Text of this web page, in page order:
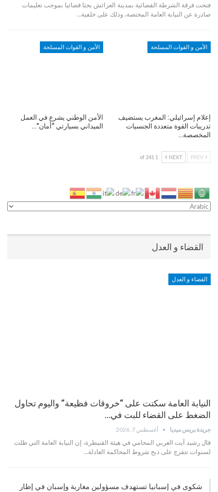
فتحت فرقة الشرطة القضائية بمدينة العرائش بحثا قضائيا بموجب تعليمات
صادرة عن النيابة العامة المختصة، وذلك على خلفية…
الأمن و القوات المسلحة
إعلام إسرائيلي: المغرب يستضيف
تدريبات القوة متعددة الجنسيات
المخصصة…
الأمن و القوات المسلحة
الأمن الوطني يشرع في العمل
الميداني بسيارتي “أمان”…
NEXT
1 of 241
القضاء و العدل
القضاء و العدل
النيابة العامة سكتت على “خروقات فظيعة” واليوم تحاول
الضغط على القضاء للبت في…
جريدة بريس ميديا أغسطس 7, 2026
قال رشيد آيت العربي المحامي في هيئة القنيطرة، إن النيابة العامة التي ظلت
لسنوات تتفرج على ذبح شروط المحاكمة العادلة…
شكوى في إسبانيا تستهدف مسؤولين مغاربة وإسبان في إطار